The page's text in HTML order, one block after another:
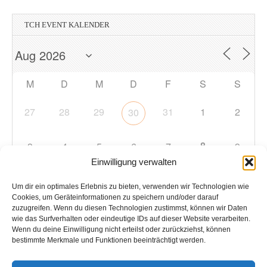
Einwilligung verwalten
Um dir ein optimales Erlebnis zu bieten, verwenden wir Technologien wie
Cookies, um Geräteinformationen zu speichern und/oder darauf
zuzugreifen. Wenn du diesen Technologien zustimmst, können wir Daten
wie das Surfverhalten oder eindeutige IDs auf dieser Website verarbeiten.
Wenn du deine Einwilligung nicht erteilst oder zurückziehst, können
bestimmte Merkmale und Funktionen beeinträchtigt werden.
TCH EVENT KALENDER
M D M D F S S
27 28 29 30 31 1 2
3 4 5 6 7 8 9
10 11 12 13 14 15
17 18 19 20 21 22 23